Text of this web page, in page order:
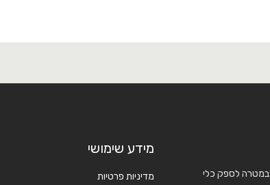
MAR1 הוקמה בשנת 1972במטרה לספק כלי
מידע שימושי
מדיניות פרטיות